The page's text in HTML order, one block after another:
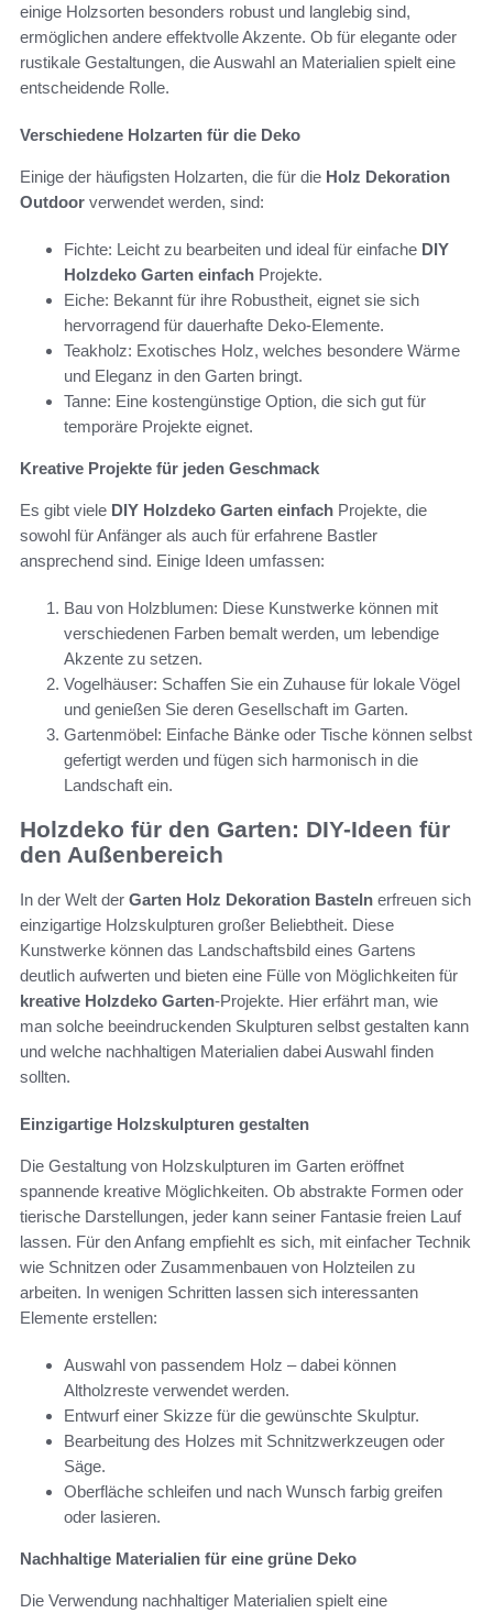
einige Holzsorten besonders robust und langlebig sind,
ermöglichen andere effektvolle Akzente. Ob für elegante oder
rustikale Gestaltungen, die Auswahl an Materialien spielt eine
entscheidende Rolle.
Verschiedene Holzarten für die Deko
Einige der häufigsten Holzarten, die für die Holz Dekoration
Outdoor verwendet werden, sind:
Fichte: Leicht zu bearbeiten und ideal für einfache DIY
Holzdeko Garten einfach Projekte.
Eiche: Bekannt für ihre Robustheit, eignet sie sich
hervorragend für dauerhafte Deko-Elemente.
Teakholz: Exotisches Holz, welches besondere Wärme
und Eleganz in den Garten bringt.
Tanne: Eine kostengünstige Option, die sich gut für
temporäre Projekte eignet.
Kreative Projekte für jeden Geschmack
Es gibt viele DIY Holzdeko Garten einfach Projekte, die
sowohl für Anfänger als auch für erfahrene Bastler
ansprechend sind. Einige Ideen umfassen:
Bau von Holzblumen: Diese Kunstwerke können mit
verschiedenen Farben bemalt werden, um lebendige
Akzente zu setzen.
Vogelhäuser: Schaffen Sie ein Zuhause für lokale Vögel
und genießen Sie deren Gesellschaft im Garten.
Gartenmöbel: Einfache Bänke oder Tische können selbst
gefertigt werden und fügen sich harmonisch in die
Landschaft ein.
Holzdeko für den Garten: DIY-Ideen für
den Außenbereich
In der Welt der Garten Holz Dekoration Basteln erfreuen sich
einzigartige Holzskulpturen großer Beliebtheit. Diese
Kunstwerke können das Landschaftsbild eines Gartens
deutlich aufwerten und bieten eine Fülle von Möglichkeiten für
kreative Holzdeko Garten-Projekte. Hier erfährt man, wie
man solche beeindruckenden Skulpturen selbst gestalten kann
und welche nachhaltigen Materialien dabei Auswahl finden
sollten.
Einzigartige Holzskulpturen gestalten
Die Gestaltung von Holzskulpturen im Garten eröffnet
spannende kreative Möglichkeiten. Ob abstrakte Formen oder
tierische Darstellungen, jeder kann seiner Fantasie freien Lauf
lassen. Für den Anfang empfiehlt es sich, mit einfacher Technik
wie Schnitzen oder Zusammenbauen von Holzteilen zu
arbeiten. In wenigen Schritten lassen sich interessanten
Elemente erstellen:
Auswahl von passendem Holz – dabei können
Altholzreste verwendet werden.
Entwurf einer Skizze für die gewünschte Skulptur.
Bearbeitung des Holzes mit Schnitzwerkzeugen oder
Säge.
Oberfläche schleifen und nach Wunsch farbig greifen
oder lasieren.
Nachhaltige Materialien für eine grüne Deko
Die Verwendung nachhaltiger Materialien spielt eine